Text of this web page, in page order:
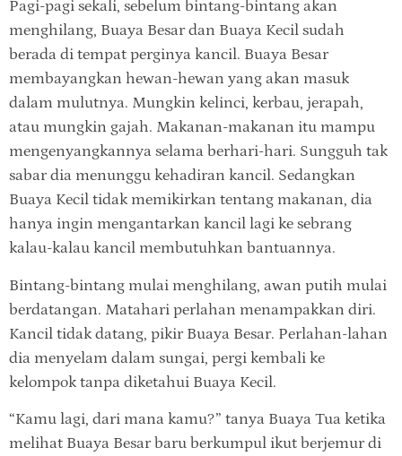
Pagi-pagi sekali, sebelum bintang-bintang akan
menghilang, Buaya Besar dan Buaya Kecil sudah
berada di tempat perginya kancil. Buaya Besar
membayangkan hewan-hewan yang akan masuk
dalam mulutnya. Mungkin kelinci, kerbau, jerapah,
atau mungkin gajah. Makanan-makanan itu mampu
mengenyangkannya selama berhari-hari. Sungguh tak
sabar dia menunggu kehadiran kancil. Sedangkan
Buaya Kecil tidak memikirkan tentang makanan, dia
hanya ingin mengantarkan kancil lagi ke sebrang
kalau-kalau kancil membutuhkan bantuannya.
Bintang-bintang mulai menghilang, awan putih mulai
berdatangan. Matahari perlahan menampakkan diri.
Kancil tidak datang, pikir Buaya Besar. Perlahan-lahan
dia menyelam dalam sungai, pergi kembali ke
kelompok tanpa diketahui Buaya Kecil.
“Kamu lagi, dari mana kamu?” tanya Buaya Tua ketika
melihat Buaya Besar baru berkumpul ikut berjemur di